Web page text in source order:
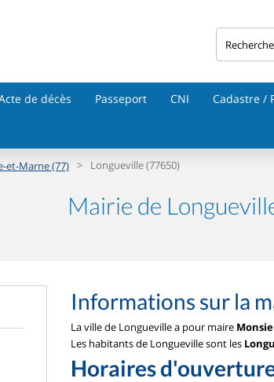
de décès Passeport CNI Cadastre /
et-Marne (77) > Longueville (77650)
Mairie de
Informations sur la
La ville de Longueville a pour maire
Les habitants de Longueville sont les
Horaires